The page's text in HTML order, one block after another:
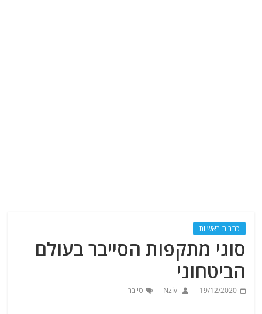
כתבות ראשיות
סוגי מתקפות הסייבר בעולם
הביטחוני
19/12/2020
Nziv סייבר